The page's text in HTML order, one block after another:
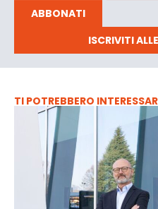
ABBONATI
ISCRIVITI
TI POTREBBERO